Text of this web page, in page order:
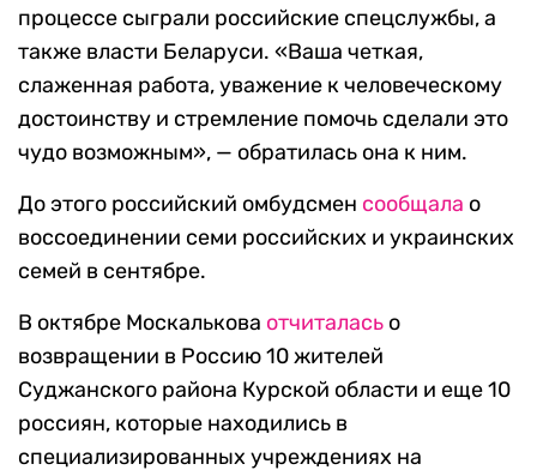
процессе сыграли российские спецслужбы, а
также власти Беларуси. «Ваша четкая,
слаженная работа, уважение к человеческому
достоинству и стремление помочь сделали это
чудо возможным», — обратилась она к ним.
До этого российский омбудсмен сообщала о
воссоединении семи российских и украинских
семей в сентябре.
В октябре Москалькова отчиталась о
возвращении в Россию 10 жителей
Суджанского района Курской области и еще 10
россиян, которые находились в
специализированных учреждениях на